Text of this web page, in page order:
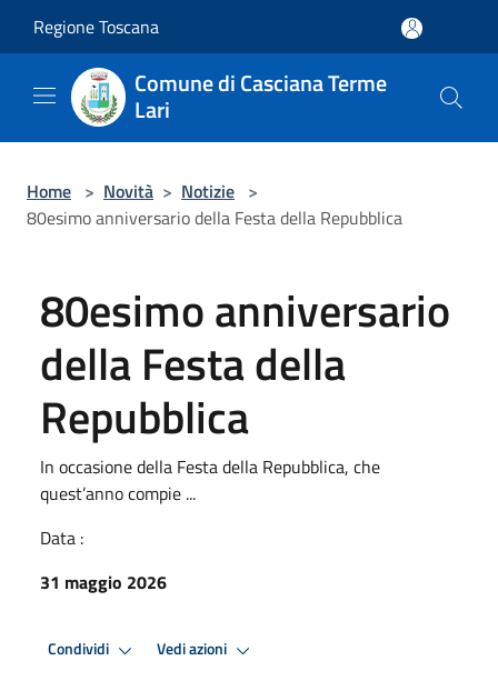
Regione Toscana
Comune di Casciana Terme
Lari
Home > Novità > Notizie >
80esimo anniversario della Festa della Repubblica
80esimo anniversario
della Festa della
Repubblica
In occasione della Festa della Repubblica, che
quest’anno compie ...
Data :
31 maggio 2026
Condividi Vedi azioni